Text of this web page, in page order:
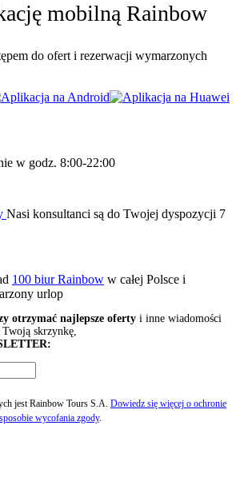
mobilną Rainbow
do ofert i rezerwacji wymarzonych
w godz. 8:00-22:00
Nasi konsultanci są do Twojej dyspozycji 7
100 biur Rainbow w całej Polsce i
urlop
otrzymać najlepsze oferty i inne wiadomości
skrzynkę,
jest Rainbow Tours S.A. Dowiedz się więcej o ochronie
wycofania zgody.